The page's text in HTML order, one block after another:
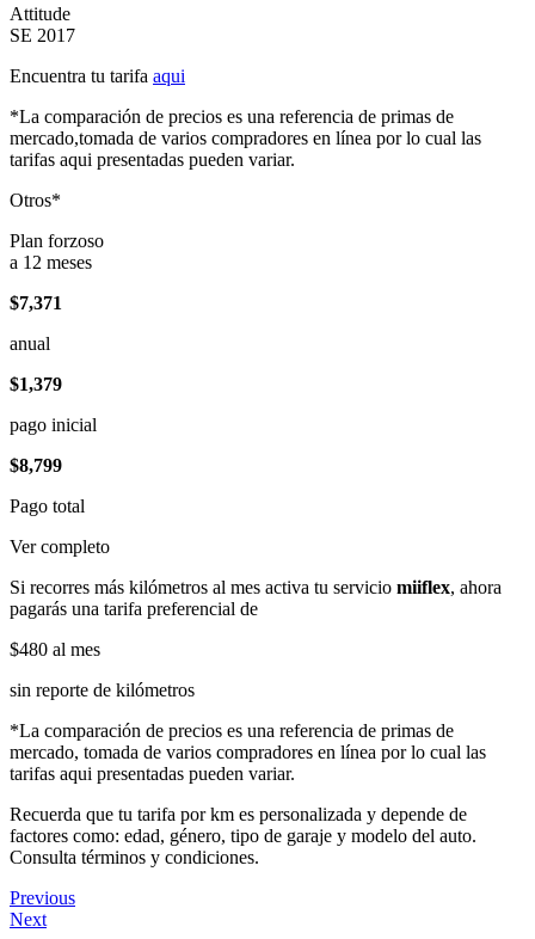
Attitude
SE 2017
Encuentra tu tarifa aqui
*La comparación de precios es una referencia de primas de
mercado,tomada de varios compradores en línea por lo cual las
tarifas aqui presentadas pueden variar.
Otros*
Plan forzoso
a 12 meses
$7,371
anual
$1,379
pago inicial
$8,799
Pago total
Ver completo
Si recorres más kilómetros al mes activa tu servicio miiflex, ahora
pagarás una tarifa preferencial de
$480 al mes
sin reporte de kilómetros
*La comparación de precios es una referencia de primas de
mercado, tomada de varios compradores en línea por lo cual las
tarifas aqui presentadas pueden variar.
Recuerda que tu tarifa por km es personalizada y depende de
factores como: edad, género, tipo de garaje y modelo del auto.
Consulta términos y condiciones.
Previous
Next